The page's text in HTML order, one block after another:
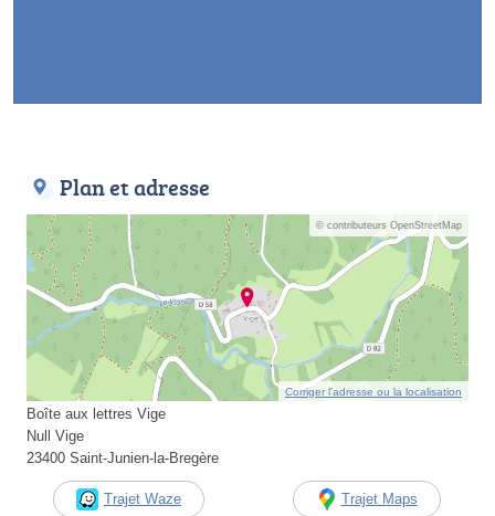
Plan et adresse
© contributeurs OpenStreetMap
Corriger l’adresse ou la localisation
Boîte aux lettres Vige
Null Vige
23400 Saint-Junien-la-Bregère
Trajet Waze Trajet Maps